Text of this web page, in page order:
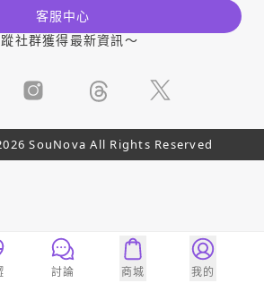
客服中心
社群獲得最新資訊～
SouNova All Rights Reserved
討論 商城 我的